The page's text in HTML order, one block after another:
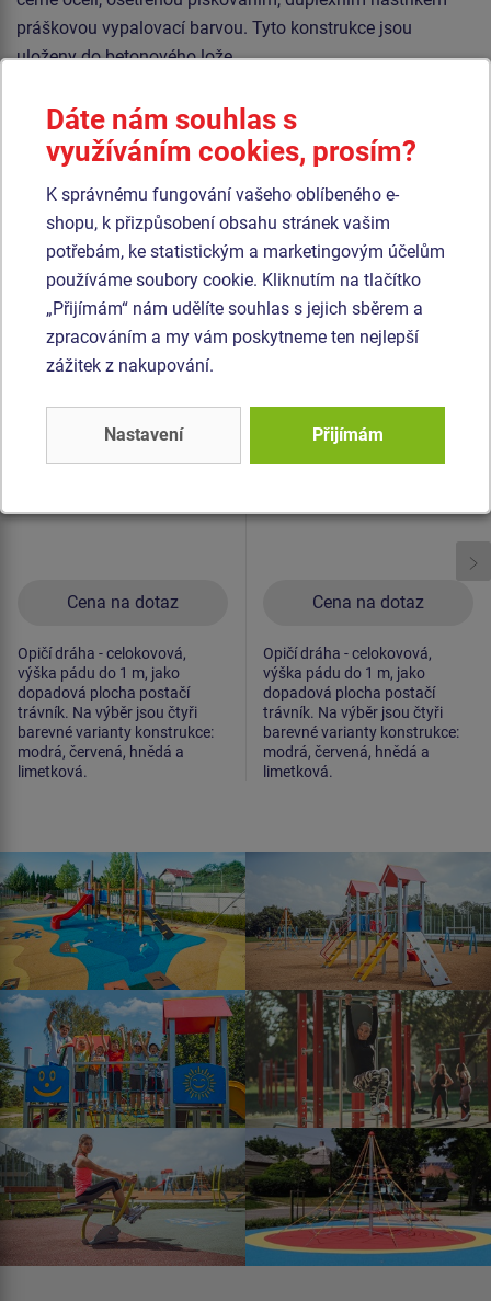
práškovou vypalovací barvou. Tyto konstrukce jsou
uloženy do betonového lože.
polypropylenu s vnitřním ocelovým jádrem) a jsou
spojována plastovými spoji. Veškerý spojovací materiál je
pozinkovaný nebo nerezový.
Podobnézboží
Produkt - OPD-8204K-10
Opičí dráha -
celokovová (v.p. 1 m)
Cena na dotaz
Novinka
Opičí dráha - celokovová,
výška pádu do 1 m, jako
dopadová plocha postačí
trávník. Na výběr jsou čtyři
barevné varianty konstrukce:
modrá, červená, hnědá a
limetková.
Produkt - OPD-8202K-10
Opičí dráha -
Cena na dotaz
Novinka
Opičí dráha - celokovová,
výška pádu do 1 m, jako
dopadová plocha postačí
trávník. Na výběr jsou čtyři
barevné varianty konstrukce:
modrá, červená, hnědá a
limetková.
Dáte nám souhlas s
využíváním cookies, prosím?
K správnému fungování vašeho oblíbeného e-
shopu, k přizpůsobení obsahu stránek vašim
potřebám, ke statistickým a marketingovým účelům
používáme soubory cookie. Kliknutím na tlačítko
„Přijímám“ nám udělíte souhlas s jejich sběrem a
zpracováním a my vám poskytneme ten nejlepší
zážitek z nakupování.
Nastavení Přijímám